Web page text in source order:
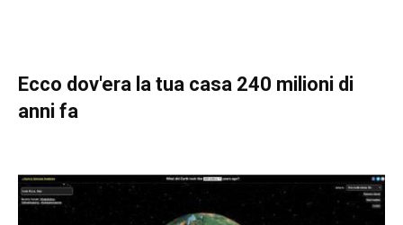
Ecco dov'era la tua casa 240 milioni di
anni fa